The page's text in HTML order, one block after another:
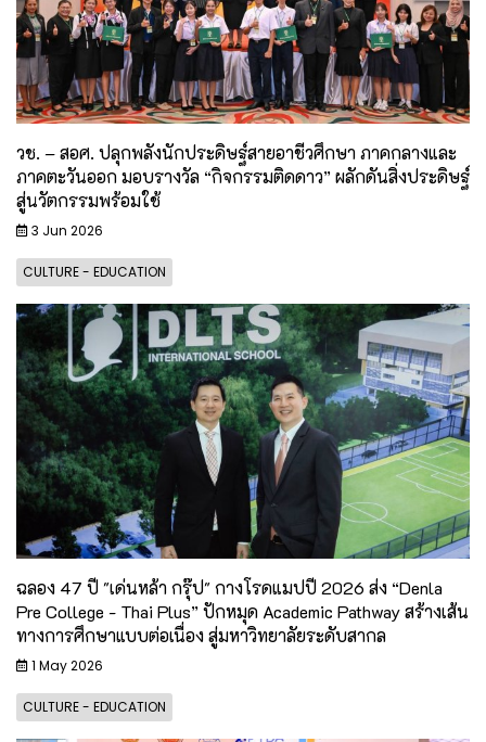
วช. – สอศ. ปลุกพลังนักประดิษฐ์สายอาชีวศึกษา ภาคกลางและ
ภาคตะวันออก มอบรางวัล “กิจกรรมติดดาว” ผลักดันสิ่งประดิษฐ์
สู่นวัตกรรมพร้อมใช้
3 Jun 2026
CULTURE - EDUCATION
ฉลอง 47 ปี "เด่นหล้า กรุ๊ป" กางโรดแมปปี 2026 ส่ง “Denla
Pre College - Thai Plus” ปักหมุด Academic Pathway สร้างเส้น
ทางการศึกษาแบบต่อเนื่อง สู่มหาวิทยาลัยระดับสากล
1 May 2026
CULTURE - EDUCATION